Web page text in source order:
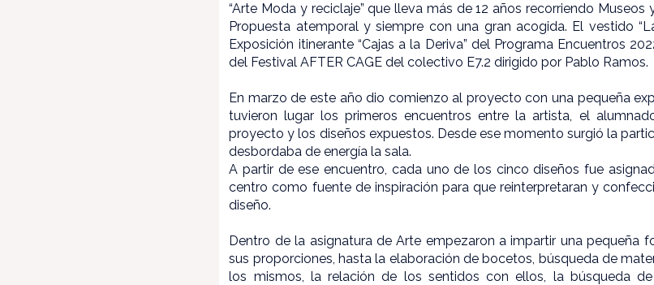
“Arte Moda y reciclaje” que lleva más de 12 años recorriendo
Propuesta atemporal y siempre con una gran acogida. El vestido
Exposición itinerante “Cajas a la Deriva” del Programa Encuentros
del Festival AFTER CAGE del colectivo E7.2 dirigido por Pablo Ramos.
En marzo de este año dio comienzo al proyecto con una pequeña
tuvieron lugar los primerosencuentros entre la artista, el
proyecto y los diseños expuestos. Desde ese momento surgió la
desbordaba de energía la sala.
A partir de ese encuentro, cada uno de los cinco diseños fue
centro como fuente de inspiración para que reinterpretaran y
diseño.
Dentro de la asignatura de Arte empezaron a impartir una pequeña
sus proporciones, hasta la elaboración de bocetos, búsqueda de
los mismos, la relación de los sentidos con ellos, la búsqueda